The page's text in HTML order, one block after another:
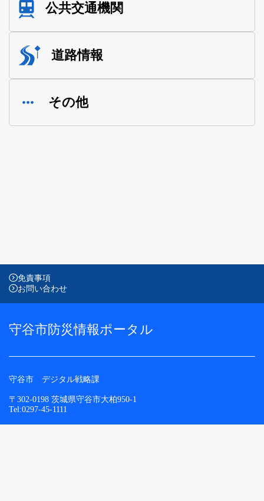
公共交通機関
道路情報
その他
免責事項
お問い合わせ
守谷市防災情報ポータル
守谷市 デジタル戦略課
〒302-0198 茨城県守谷市大柏950-1
Tel:0297-45-1111